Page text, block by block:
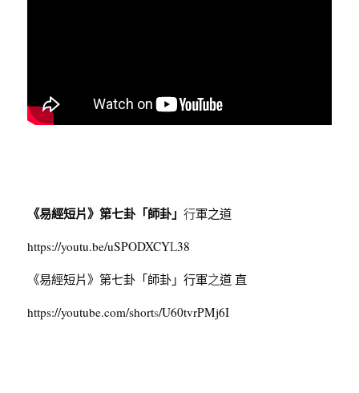
《易經短片》第七卦「師卦」 行軍之道
https://youtu.be/uSPODXCYL38
《易經短片》第七卦「師卦」行軍之道 直
https://youtube.com/shorts/U60tvrPMj6I